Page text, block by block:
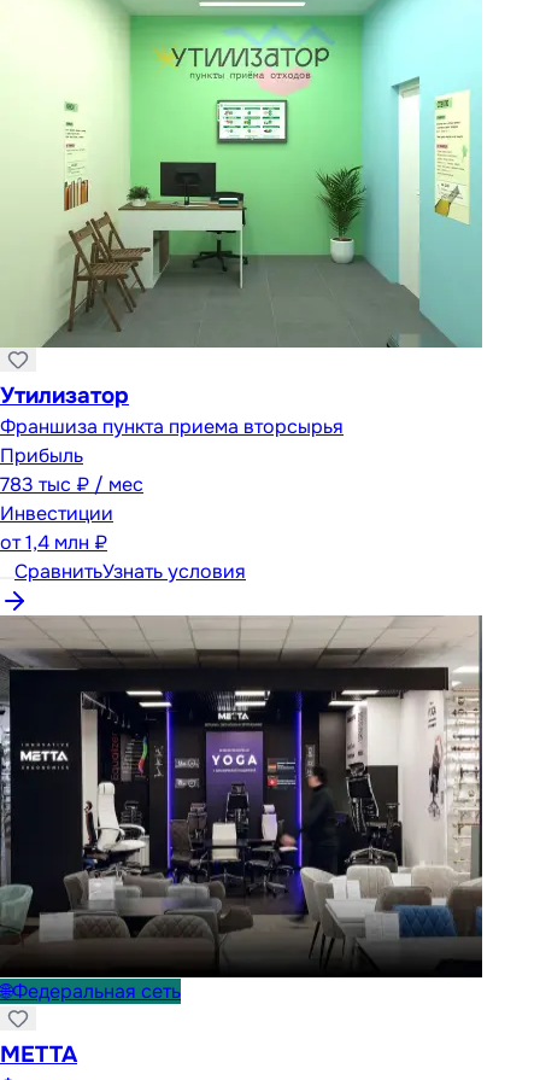
Утилизатор
Франшиза пункта приема вторсырья
Прибыль
783 тыс ₽ / мес
Инвестиции
от1,4 млн ₽
СравнитьУзнать условия
🌐Федеральная сеть
METTA